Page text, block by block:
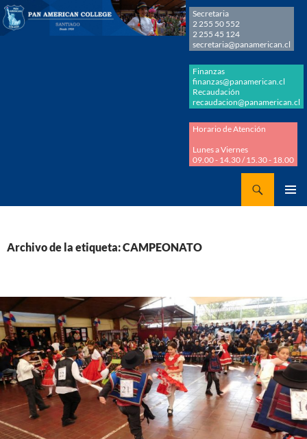
Secretaria
2 255 50 552
2 255 45 124
secretaria@panamerican.cl
Finanzas
finanzas@panamerican.cl
Recaudación
recaudacion@panamerican.cl
Horario de Atención
Lunes a Viernes
09.00 - 14.30 / 15.30 - 18.00
Archivo de la etiqueta: CAMPEONATO